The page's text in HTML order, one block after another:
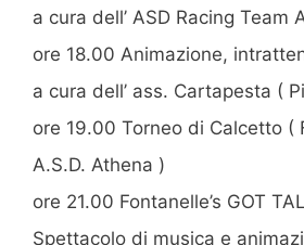
a cura dell’ ASD Racing Team
ore 18.00 Animazione,
a cura dell’ ass. Cartapesta (
ore 19.00 Torneo di Calcetto (
A.S.D. Athena )
ore 21.00 Fontanelle’s GOT
Spettacolo di musica e